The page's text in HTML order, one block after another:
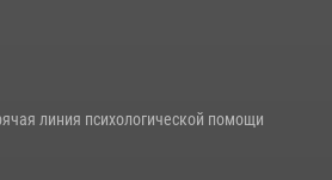
безопасность Всероссийского
Саранске
линия психологической помощи